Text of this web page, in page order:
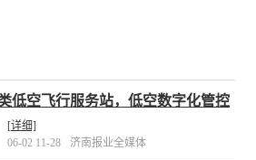
低空飞行服务站，低空数字化管控
[详细]
06-02 11-28
济南报业全媒体